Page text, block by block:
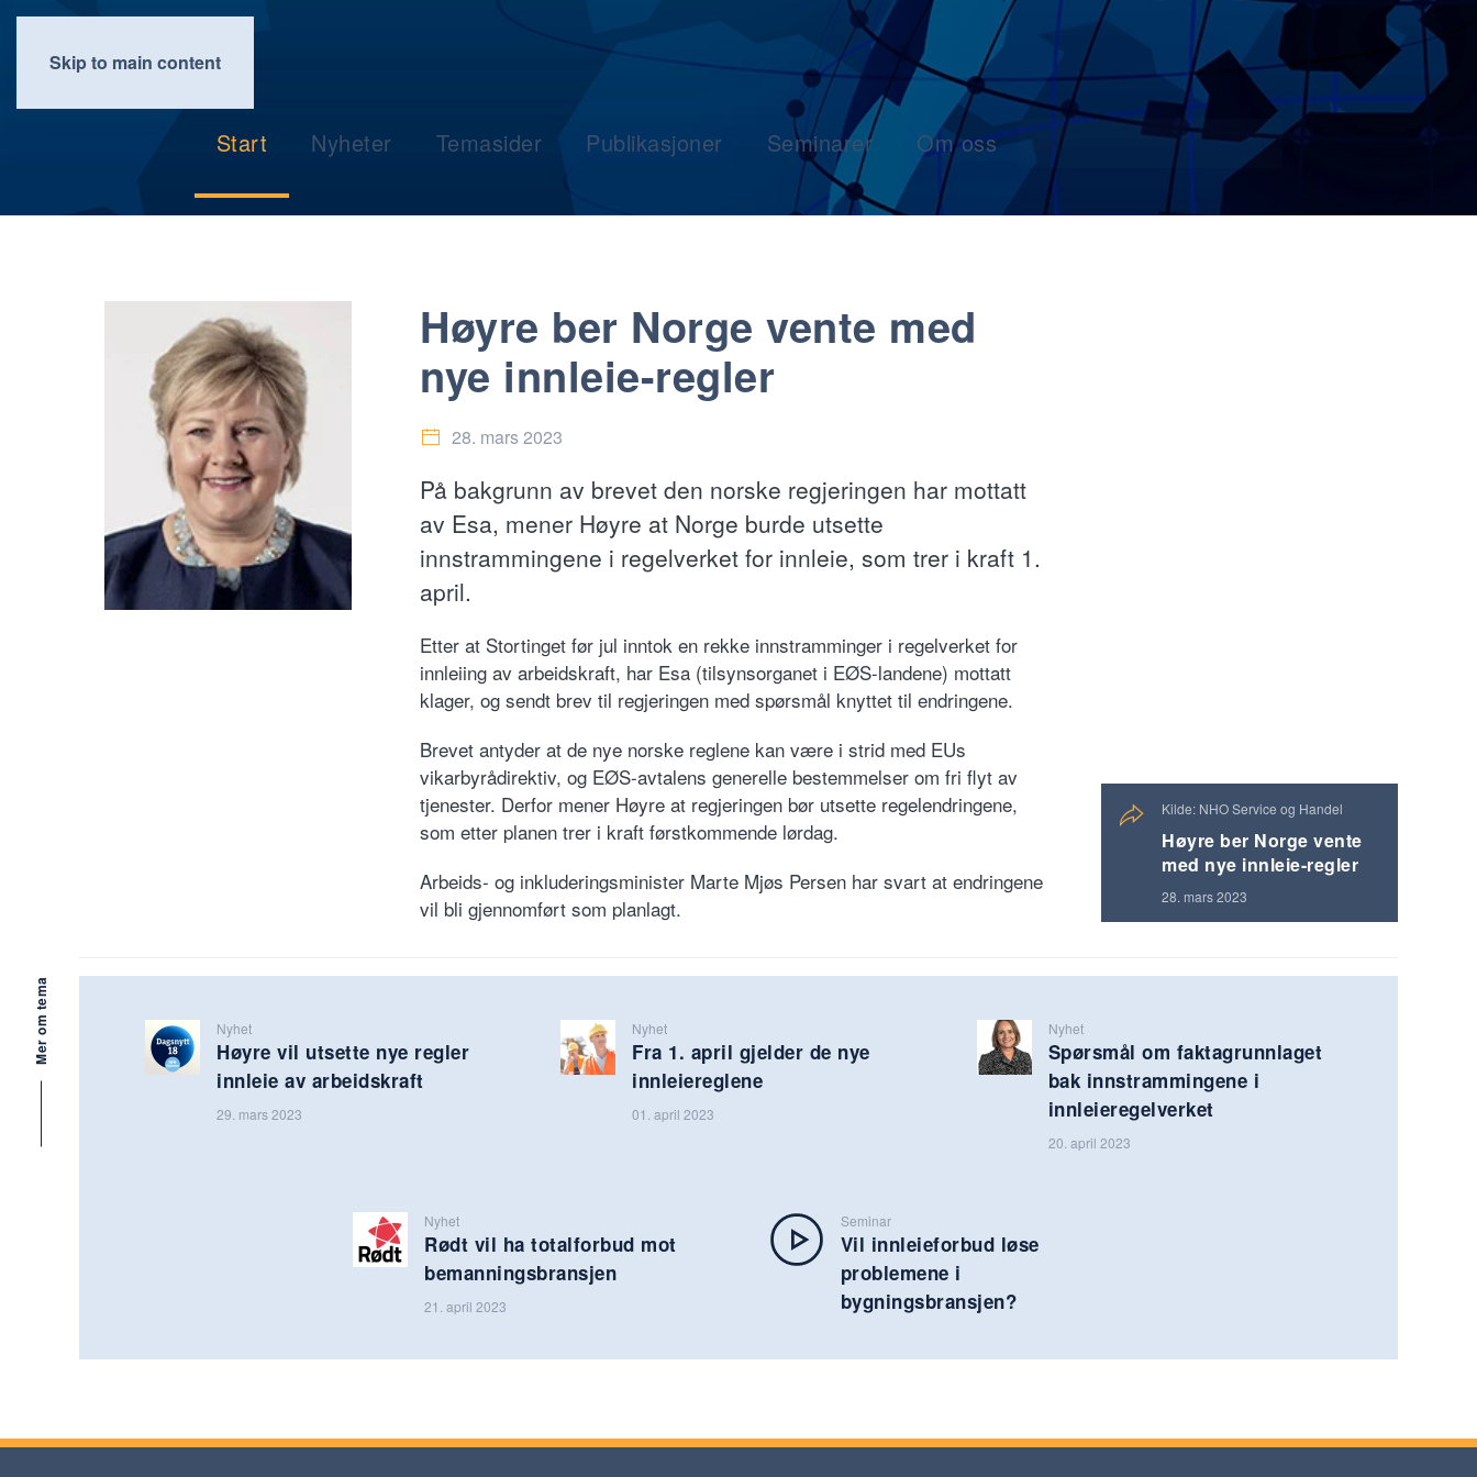
Skip to main content
Start Nyheter Temasider Publikasjoner Seminarer Om oss
Høyre ber Norge vente med
nye innleie-regler
28. mars 2023
På bakgrunn av brevet den norske regjeringen har mottatt
av Esa, mener Høyre at Norge burde utsette
innstrammingene i regelverket for innleie, som trer i kraft 1.
april.
Etter at Stortinget før jul inntok en rekke innstramminger i regelverket for
innleiing av arbeidskraft, har Esa (tilsynsorganet i EØS-landene) mottatt
klager, og sendt brev til regjeringen med spørsmål knyttet til endringene.
Brevet antyder at de nye norske reglene kan være i strid med EUs
vikarbyrådirektiv, og EØS-avtalens generelle bestemmelser om fri flyt av
tjenester. Derfor mener Høyre at regjeringen bør utsette regelendringene,
som etter planen trer i kraft førstkommende lørdag.
Arbeids- og inkluderingsminister Marte Mjøs Persen har svart at endringene
vil bli gjennomført som planlagt.
Kilde: NHO Service og Handel
Høyre ber Norge vente
med nye innleie-regler
28. mars 2023
Nyhet
Høyre vil utsette nye regler
innleie av arbeidskraft
29. mars 2023
Nyhet
Fra 1. april gjelder de nye
innleiereglene
01. april 2023
Nyhet
Spørsmål om faktagrunnlaget
bak innstrammingene i
innleieregelverket
20. april 2023
Nyhet
Rødt vil ha totalforbud mot
bemanningsbransjen
21. april 2023
Seminar
Vil innleieforbud løse
problemene i
bygningsbransjen?
Mer om tema